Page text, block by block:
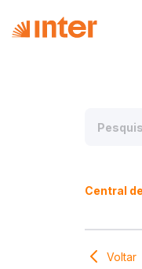
Central
Voltar